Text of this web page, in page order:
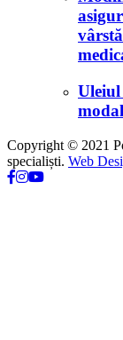
Uleiul
Copyright © 2021
specialiști. Web